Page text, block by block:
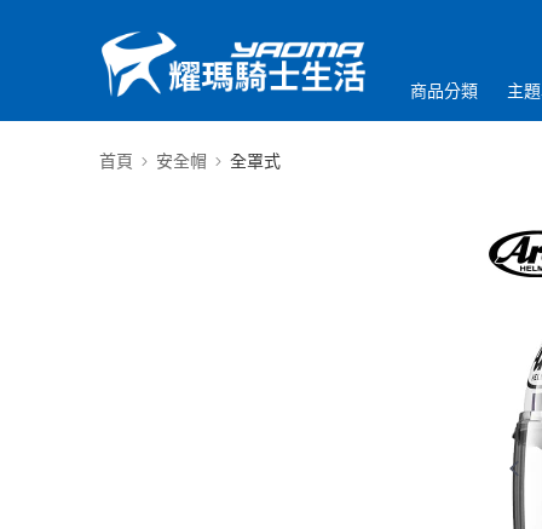
商品分類 主
首頁 安全帽 全罩式